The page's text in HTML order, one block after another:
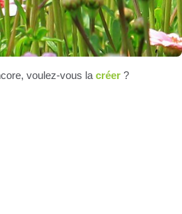
voulez-vous la créer ?